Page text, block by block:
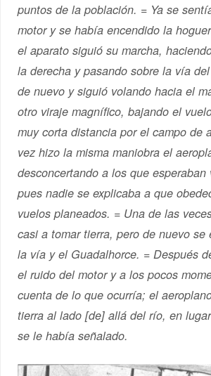
puntos de la población. = Ya se
motor y se había encendido la
el aparato siguió su marcha,
la derecha y pasando sobre la vía
de nuevo y siguió volando hacia el
otro viraje magnífico, bajando el
muy corta distancia por el campo de
vez hizo la misma maniobra el
desconcertando a los que esperaban
pues nadie se explicaba a que
vuelos planeados. = Una de las
casi a tomar tierra, pero de nuevo se
la vía y el Guadalhorce. = Después
el ruido del motor y a los pocos
cuenta de lo que ocurría; el
tierra al lado [de] allá del río, en
se le había señalado.